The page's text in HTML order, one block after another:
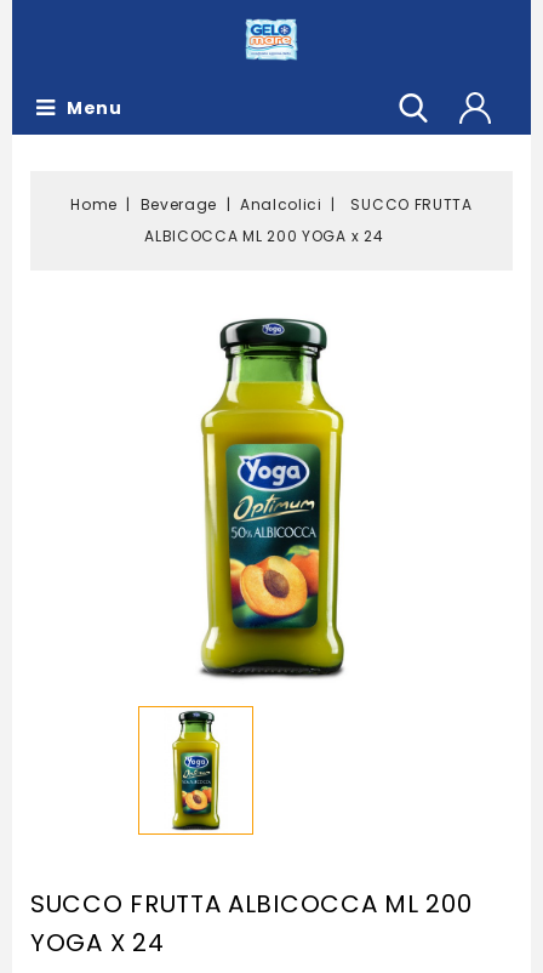
Menu
Home Beverage Analcolici
SUCCO FRUTTA
ALBICOCCA ML 200 YOGA x 24
SUCCO FRUTTA ALBICOCCA ML 200
YOGA X 24